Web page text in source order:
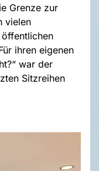
Grenze zur
vielen
ihren eigenen
war der
Sitzreihen